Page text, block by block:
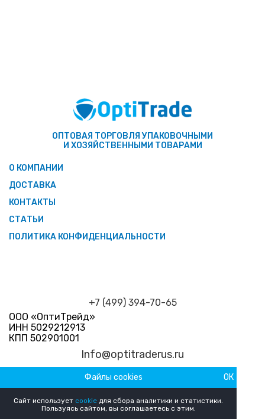
Файлы cookies ОК
Сайт использует cookie для сбора аналитики и статистики.
Пользуясь сайтом, вы соглашаетесь с этим.
ОПТОВАЯ ТОРГОВЛЯ УПАКОВОЧНЫМИ
И ХОЗЯЙСТВЕННЫМИ ТОВАРАМИ
О КОМПАНИИ
ДОСТАВКА
КОНТАКТЫ
СТАТЬИ
ПОЛИТИКА КОНФИДЕНЦИАЛЬНОСТИ
+7 (499) 394-70-65
ООО «ОптиТрейд»
ИНН 5029212913
КПП 502901001
Info@optitraderus.ru
График работы